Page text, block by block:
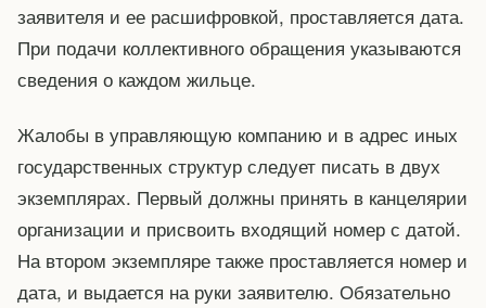
заявителя и ее расшифровкой, проставляется дата.
При подачи коллективного обращения указываются
сведения о каждом жильце.
Жалобы в управляющую компанию и в адрес иных
государственных структур следует писать в двух
экземплярах. Первый должны принять в канцелярии
организации и присвоить входящий номер с датой.
На втором экземпляре также проставляется номер и
дата, и выдается на руки заявителю. Обязательно